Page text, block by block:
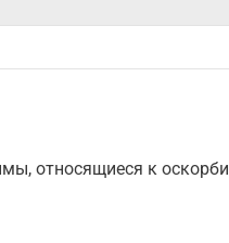
относящиеся к